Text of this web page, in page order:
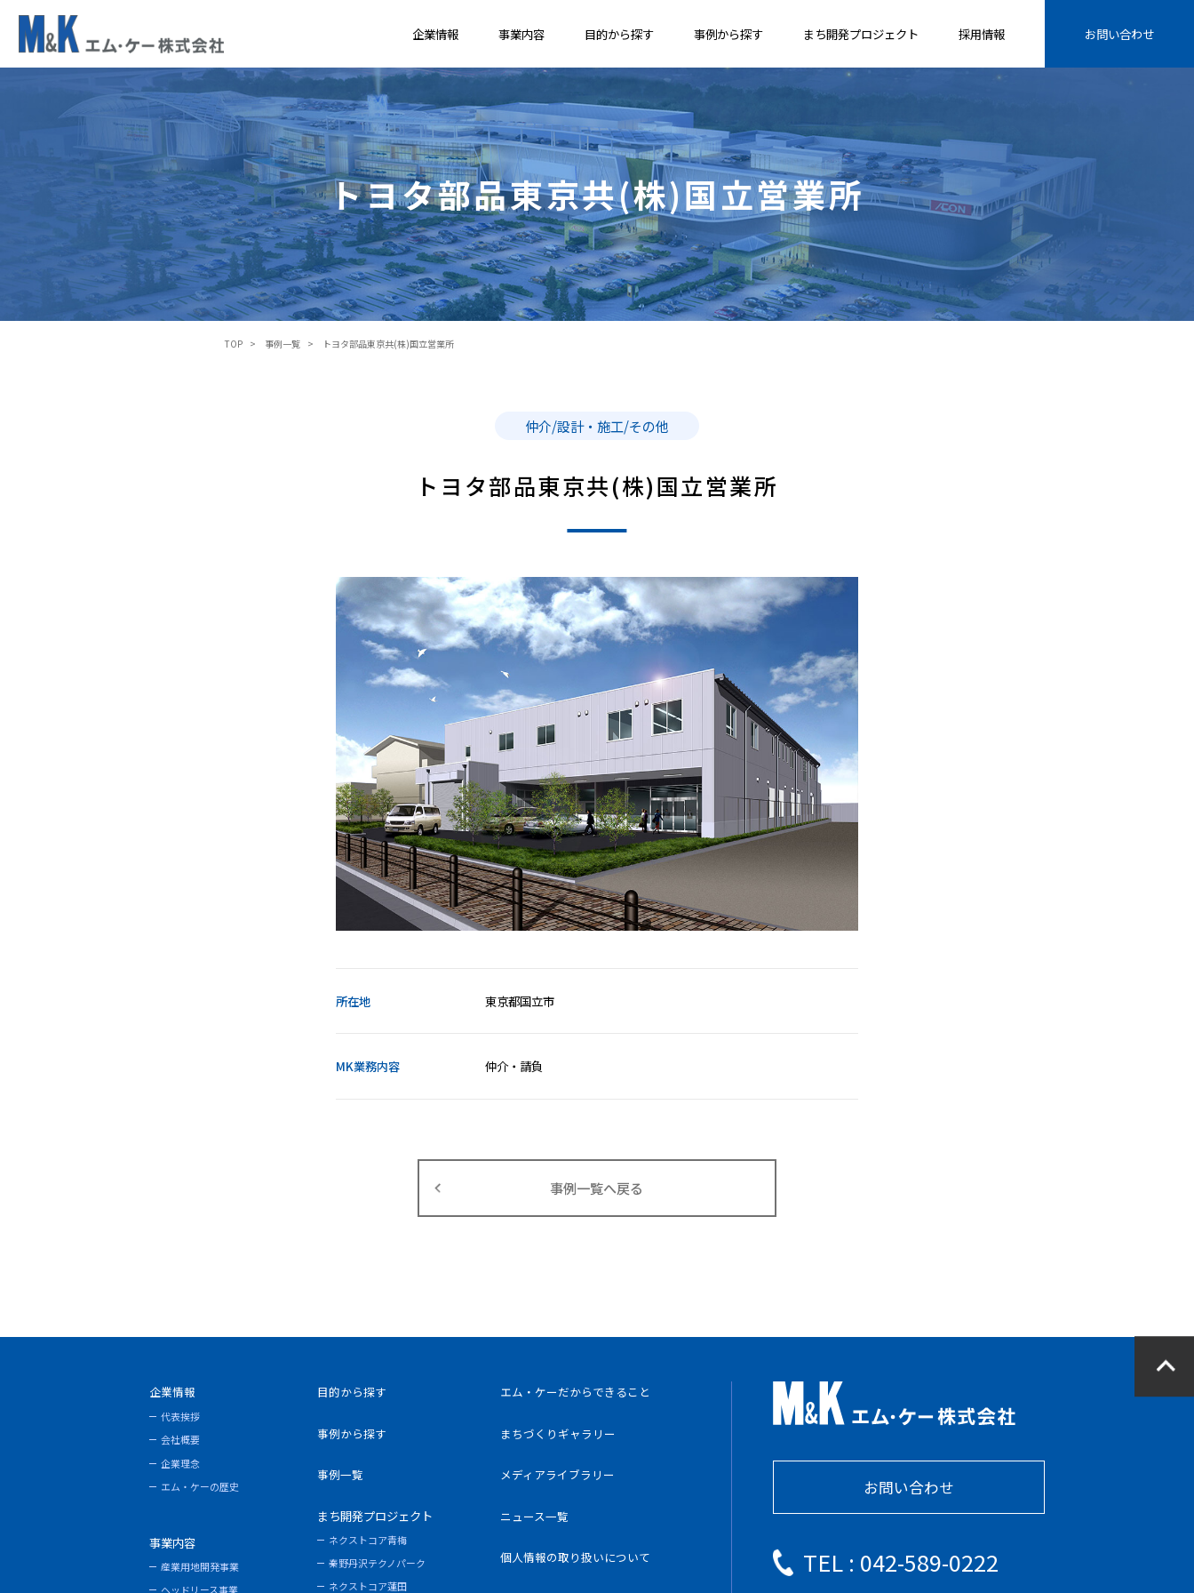
企業情報 事業内容 目的から探す 事例から探す まち開発プロジェクト 採用情報 お問い合わせ
トヨタ部品東京共(株)国立営業所
TOP 事例一覧 トヨタ部品東京共(株)国立営業所
仲介/設計・施工/その他
トヨタ部品東京共(株)国立営業所
所在地 東京都国立市
MK業務内容 仲介・請負
事例一覧へ戻る
企業情報
代表挨拶
会社概要
企業理念
エム・ケーの歴史
事業内容
産業用地開発事業
ヘッドリース事業
目的から探す
事例から探す
事例一覧
まち開発プロジェクト
ネクストコア青梅
秦野丹沢テクノパーク
ネクストコア蓮田
エム・ケーだからできること
まちづくりギャラリー
メディアライブラリー
ニュース一覧
個人情報の取り扱いについて
お問い合わせ
TEL : 042-589-0222